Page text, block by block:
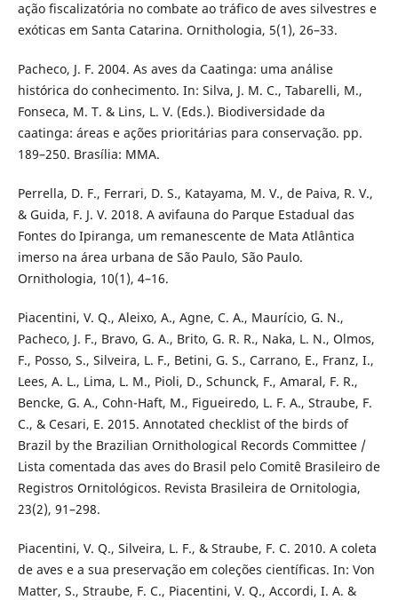
ação fiscalizatória no combate ao tráfico de aves silvestres e
exóticas em Santa Catarina. Ornithologia, 5(1), 26–33.
Pacheco, J. F. 2004. As aves da Caatinga: uma análise
histórica do conhecimento. In: Silva, J. M. C., Tabarelli, M.,
Fonseca, M. T. & Lins, L. V. (Eds.). Biodiversidade da
caatinga: áreas e ações prioritárias para conservação. pp.
189–250. Brasília: MMA.
Perrella, D. F., Ferrari, D. S., Katayama, M. V., de Paiva, R. V.,
& Guida, F. J. V. 2018. A avifauna do Parque Estadual das
Fontes do Ipiranga, um remanescente de Mata Atlântica
imerso na área urbana de São Paulo, São Paulo.
Ornithologia, 10(1), 4–16.
Piacentini, V. Q., Aleixo, A., Agne, C. A., Maurício, G. N.,
Pacheco, J. F., Bravo, G. A., Brito, G. R. R., Naka, L. N., Olmos,
F., Posso, S., Silveira, L. F., Betini, G. S., Carrano, E., Franz, I.,
Lees, A. L., Lima, L. M., Pioli, D., Schunck, F., Amaral, F. R.,
Bencke, G. A., Cohn-Haft, M., Figueiredo, L. F. A., Straube, F.
C., & Cesari, E. 2015. Annotated checklist of the birds of
Brazil by the Brazilian Ornithological Records Committee /
Lista comentada das aves do Brasil pelo Comitê Brasileiro de
Registros Ornitológicos. Revista Brasileira de Ornitologia,
23(2), 91–298.
Piacentini, V. Q., Silveira, L. F., & Straube, F. C. 2010. A coleta
de aves e a sua preservação em coleções científicas. In: Von
Matter, S., Straube, F. C., Piacentini, V. Q., Accordi, I. A. &